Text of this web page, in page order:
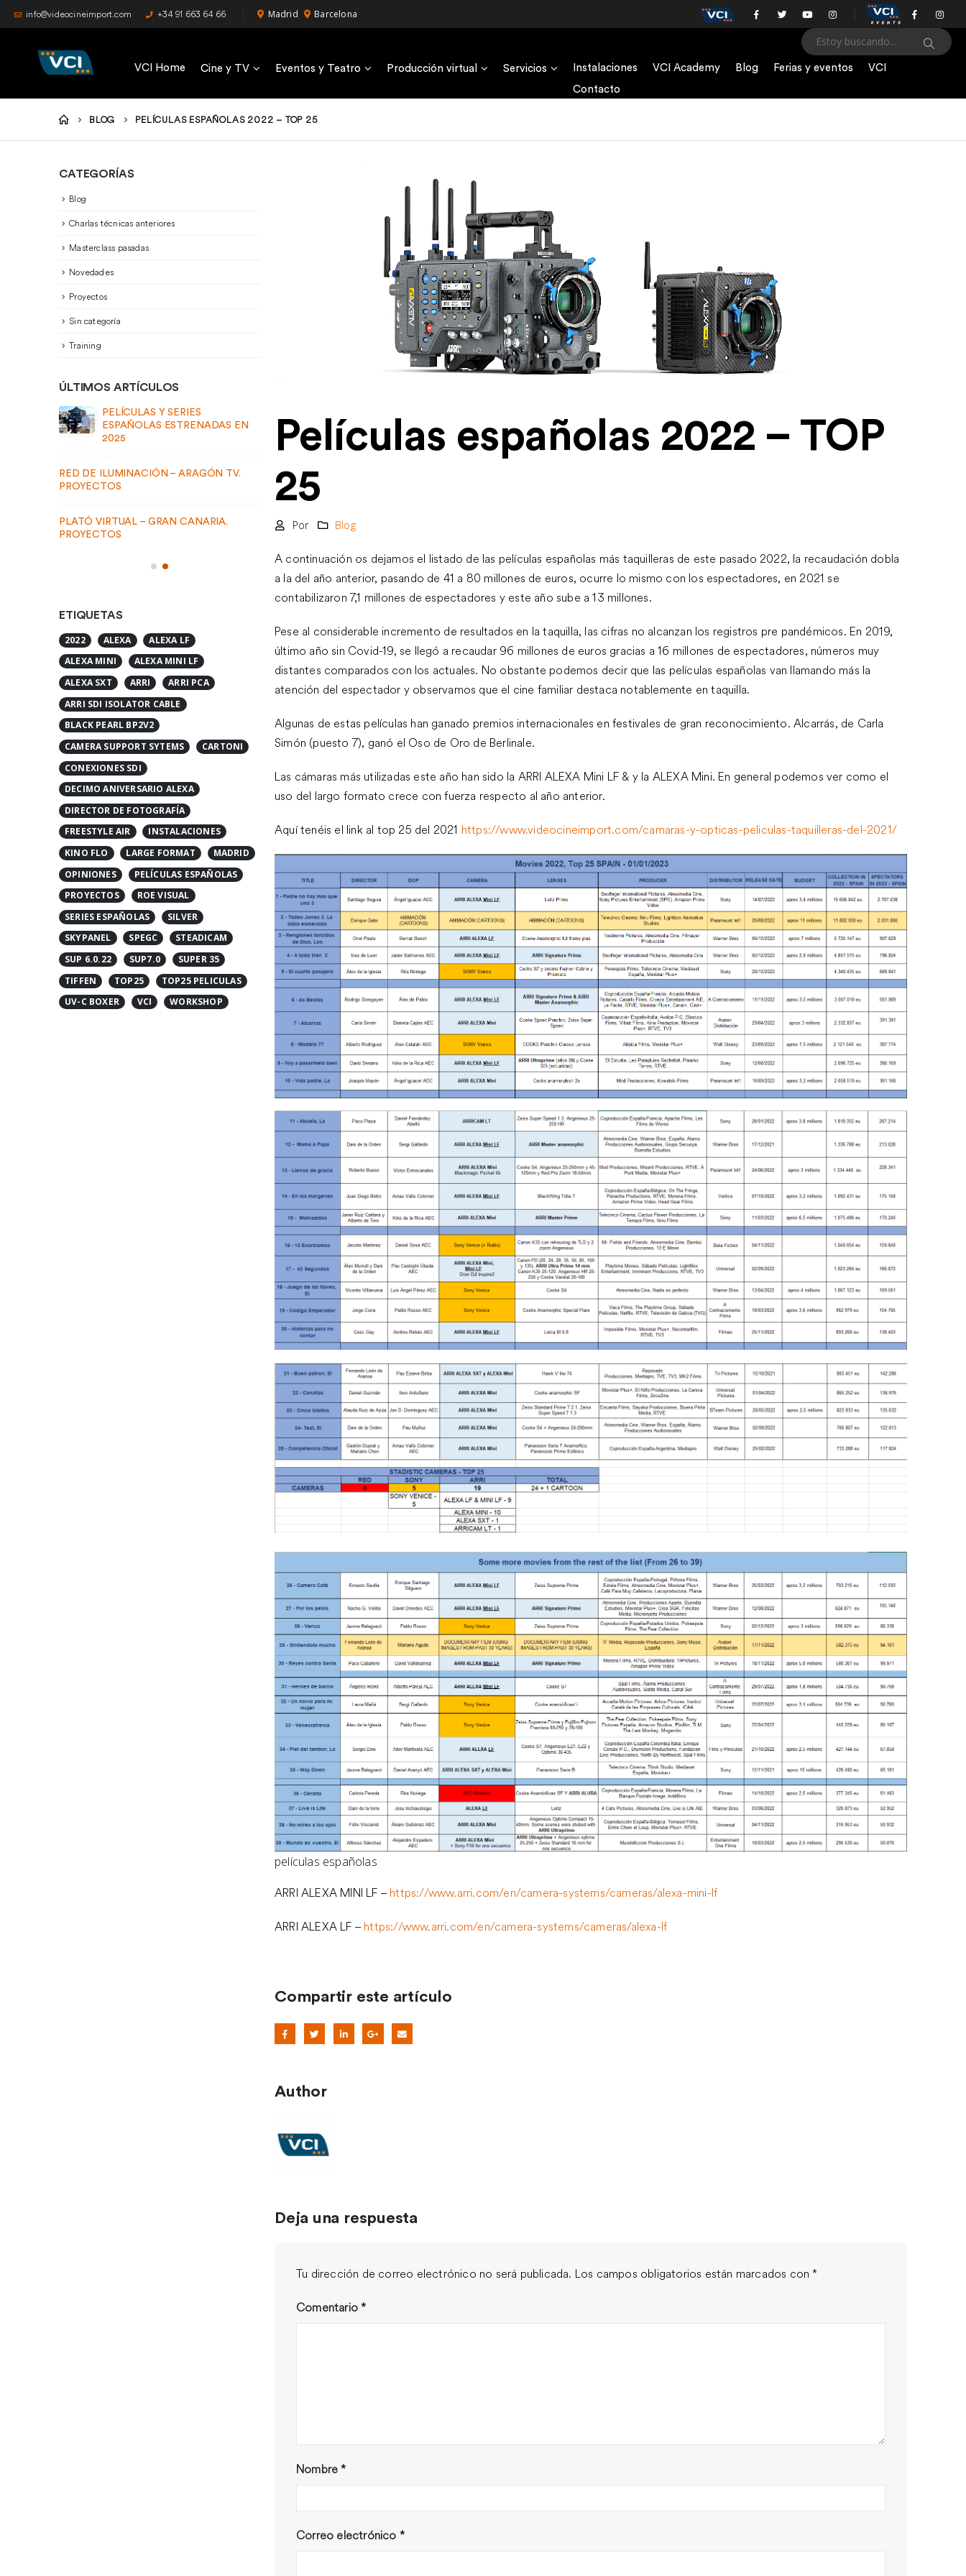
info@videocineimport.com +34 91 663 64 66 Madrid Barcelona
VCI Home Cine y TV Eventos y Teatro Producción virtual Servicios Instalaciones VCI Academy Blog Ferias y eventos
VCI
Contacto
BLOG PELÍCULAS ESPAÑOLAS 2022 – TOP 25
Películas españolas 2022 – TOP
25
Por Blog
A continuación os dejamos el listado de las películas españolas más taquilleras de este pasado 2022, la recaudación dobla
a la del año anterior, pasando de 41 a 80 millones de euros, ocurre lo mismo con los espectadores, en 2021 se
contabilizaron 7,1 millones de espectadores y este año sube a 13 millones.
Pese al considerable incremento de resultados en la taquilla, las cifras no alcanzan los registros pre pandémicos. En 2019,
último año sin Covid-19, se llegó a recaudar 96 millones de euros gracias a 16 millones de espectadores, números muy
distantes comparados con los actuales. No obstante podemos decir que las películas españolas van llamando más la
atención del espectador y observamos que el cine familiar destaca notablemente en taquilla.
Algunas de estas películas han ganado premios internacionales en festivales de gran reconocimiento. Alcarrás, de Carla
Simón (puesto 7), ganó el Oso de Oro de Berlinale.
Las cámaras más utilizadas este año han sido la ARRI ALEXA Mini LF & y la ALEXA Mini. En general podemos ver como el
uso del largo formato crece con fuerza respecto al año anterior.
Aquí tenéis el link al top 25 del 2021 https://www.videocineimport.com/camaras-y-opticas-peliculas-taquilleras-del-2021/
películas españolas
ARRI ALEXA MINI LF – https://www.arri.com/en/camera-systems/cameras/alexa-mini-lf
ARRI ALEXA LF – https://www.arri.com/en/camera-systems/cameras/alexa-lf
Compartir este artículo
Author
Deja una respuesta
Tu dirección de correo electrónico no será publicada. Los campos obligatorios están marcados con*
Comentario*
Nombre*
Correo electrónico *
CATEGORÍAS
Blog
Charlas técnicas anteriores
Masterclass pasadas
Novedades
Proyectos
Sin categoría
Training
ÚLTIMOS ARTÍCULOS
PELÍCULAS Y SERIES ESPAÑOLAS
ESTRENADAS EN 2024
ESPAÑOLAS ESTRENADAS EN
2025
RED DE ILUMINACIÓN – ARAGÓN TV.
PROYECTOS
PLATÓ VIRTUAL – GRAN CANARIA.
ESTRENADAS EN 2024
2022 ALEXA
BLACK PEARL BP2V2
CAMERA SUPPORT SYTEMS
CONEXIONES SDI
DECIMO ANIVERSARIO ALEXA
DIRECTOR DE FOTOGRAFÍA
FREESTYLE AIR
INSTALACIONES
KINO FLO
LARGE FORMAT
MADRID
OPINIONES
PELÍCULAS ESPAÑOLAS
PROYECTOS
ROE VISUAL
SERIES ESPAÑOLAS
SILVER
SKYPANEL
SPEGC
STEADICAM
SUP 6.0.22
SUP7.0
SUPER 35
TIFFEN
TOP25
TOP25 PELICULAS
UV-C BOXER
VCI WORKSHOP